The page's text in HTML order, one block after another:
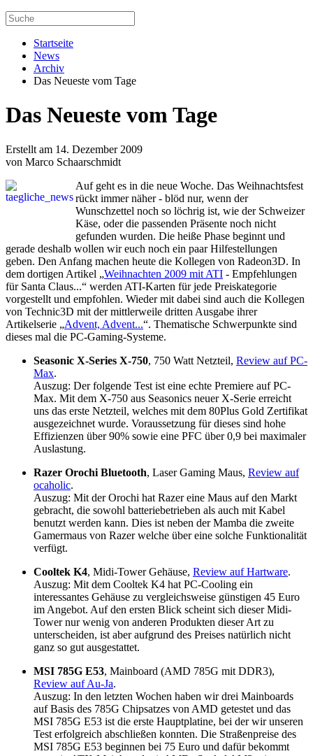
Startseite
News
Archiv
Das Neueste vom Tage
Das Neueste vom Tage
Erstellt am 14. Dezember 2009
von Marco Schaarschmidt
Auf geht es in die neue Woche. Das Weihnachtsfest
rückt immer näher - blöd nur, wenn der
Wunschzettel noch so löchrig ist, wie der Schweizer
Käse, oder die passenden Präsente noch nicht
gefunden wurden. Die heiße Phase beginnt und
gerade deshalb wollen wir euch noch ein paar Hilfestellungen
geben. Den Anfang machen heute die Kollegen von Radeon3D. In
dem dortigen Artikel „Weihnachten 2009 mit ATI - Empfehlungen
für Santa Claus...“ werden ATI-Karten für jede Preiskategorie
vorgestellt und empfohlen. Wieder mit dabei sind auch die Kollegen
von Technic3D mit der mittlerweile dritten Ausgabe ihrer
Artikelserie „Advent, Advent...“. Thematische Schwerpunkte sind
dieses mal die PC-Gaming-Systeme.
Seasonic X-Series X-750, 750 Watt Netzteil, Review auf PC-
Max.
Auszug: Der folgende Test ist eine echte Premiere auf PC-
Max. Mit dem X-750 aus Seasonics neuer X-Serie erreicht
uns das erste Netzteil, welches mit dem 80Plus Gold Zertifikat
ausgezeichnet wurde. Voraussetzung für dieses sind hohe
Effizienzen über 90% sowie eine PFC über 0,9 bei maximaler
Auslastung.
Razer Orochi Bluetooth, Laser Gaming Maus, Review auf
ocaholic.
Auszug: Mit der Orochi hat Razer eine Maus auf den Markt
gebracht, die sowohl batteriebetrieben als auch mit Kabel
benutzt werden kann. Dies ist neben der Mamba die zweite
Gamermaus von Razer welche über eine solche Funktionalität
verfügt.
Cooltek K4, Midi-Tower Gehäuse, Review auf Hartware.
Auszug: Mit dem Cooltek K4 hat PC-Cooling ein
interessantes Gehäuse zu vergleichsweise günstigen 45 Euro
im Angebot. Auf den ersten Blick scheint sich dieser Midi-
Tower nur wenig von anderen Produkten dieser Art zu
unterscheiden, ist aber aufgrund des Preises natürlich nicht
ganz so gut ausgestattet.
MSI 785G E53, Mainboard (AMD 785G mit DDR3),
Review auf Au-Ja.
Auszug: In den letzten Wochen haben wir drei Mainboards
auf Basis des 785G Chipsatzes von AMD getestet und das
MSI 785G E53 ist die erste Hauptplatine, bei der wir unseren
Test erfolgreich abschließen konnten. Die Straßenpreise des
MSI 785G E53 beginnen bei 75 Euro und dafür bekommt